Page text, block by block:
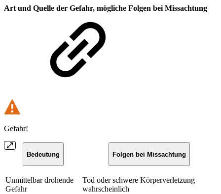
Art und Quelle der Gefahr, mögliche Folgen bei Missachtung
Gefahr!
Bedeutung Folgen bei Missachtung
Unmittelbar drohende
Gefahr
Tod oder schwere Körperverletzung
wahrscheinlich